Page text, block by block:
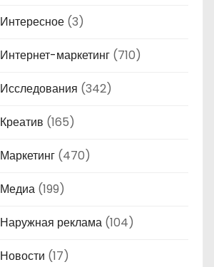
Интересное (3)
Интернет-маркетинг (710)
Исследования (342)
Креатив (165)
Маркетинг (470)
Медиа (199)
Наружная реклама (104)
Новости (17)